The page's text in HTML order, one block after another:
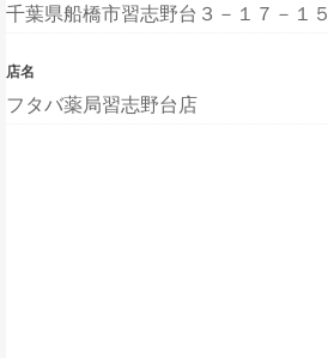
千葉県船橋市習志野台３－１７－１５
店名
フタバ薬局習志野台店